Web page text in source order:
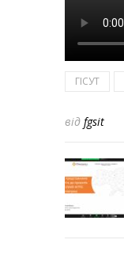
ГІСУТ
від fgsit